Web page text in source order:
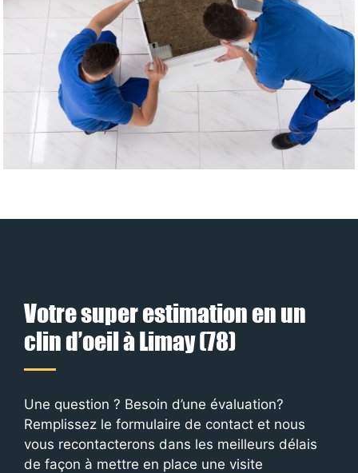
Votre super estimation en un
clin d’oeil à Limay (78)
Une question ? Besoin d’une évaluation?
Remplissez le formulaire de contact et nous
vous recontacterons dans les meilleurs délais
de façon à mettre en place une visite